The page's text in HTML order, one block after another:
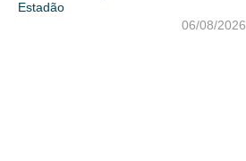
06/08/2026